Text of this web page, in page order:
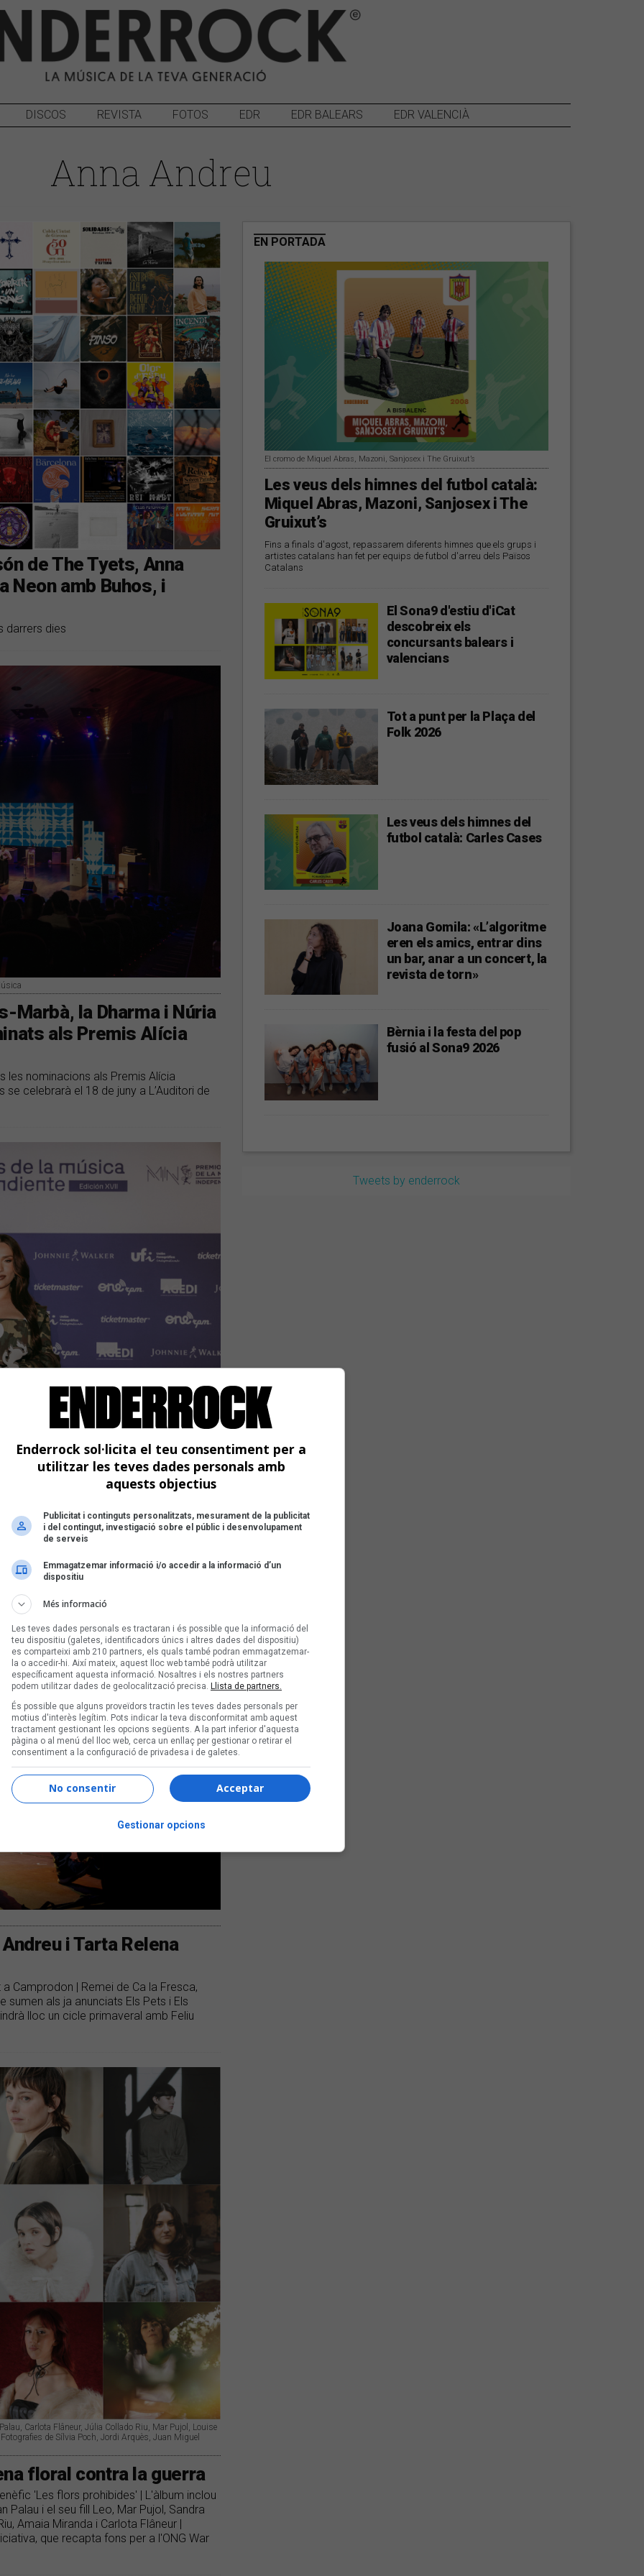
DISCOS REVISTA FOTOS EDR EDR BALEARS EDR VALENCIÀ
Anna Andreu
de The Tyets, Anna
Neon amb Buhos, i
darrers dies
Marbà, la Dharma i Núria
als Premis Alícia
les nominacions als Premis Alícia
se celebrarà el 18 de juny a L’Auditori de
als Premis
el 25 de març a Còrdova |
Maria Hein es debuten el premi a millor
i Tarta Relena
Camprodon | Remei de Ca la Fresca,
sumen als ja anunciats Els Pets i Els
lloc un cicle primaveral amb Feliu
Carlota Flâneur, Júlia Collado Riu, Mar Pujol, Louise
de Sílvia Poch, Jordi Arquès, Juan Miguel
floral contra la guerra
'Les flors prohibides' | L'àlbum inclou
Palau i el seu fill Leo, Mar Pujol, Sandra
Amaia Miranda i Carlota Flâneur |
que recapta fons per a l'ONG War
EN PORTADA
El cromo de Miquel Abras, Mazoni, Sanjosex i The Gruixut’s
Les veus dels himnes del futbol català:
Miquel Abras, Mazoni, Sanjosex i The
Gruixut’s
Fins a finals d'agost, repassarem diferents himnes que els grups i
artistes catalans han fet per equips de futbol d'arreu dels Països
Catalans
El Sona9 d'estiu d'iCat
descobreix els
concursants balears i
valencians
Tot a punt per la Plaça del
Folk 2026
Les veus dels himnes del
futbol català: Carles Cases
Joana Gomila: «L’algoritme
eren els amics, entrar dins
un bar, anar a un concert, la
revista de torn»
Bèrnia i la festa del pop
fusió al Sona9 2026
Tweets by enderrock
Enderrock sol·licita el teu consentiment per a
utilitzar les teves dades personals amb
aquests objectius
Publicitat i continguts personalitzats, mesurament de la publicitat
i del contingut, investigació sobre el públic i desenvolupament
de serveis
Emmagatzemar informació i/o accedir a la informació d’un
dispositiu
Més informació
Les teves dades personals es tractaran i és possible que la informació del
teu dispositiu (galetes, identificadors únics i altres dades del dispositiu)
es comparteixi amb 210 partners, els quals també podran emmagatzemar-
la o accedir-hi. Així mateix, aquest lloc web també podrà utilitzar
específicament aquesta informació. Nosaltres i els nostres partners
podem utilitzar dades de geolocalització precisa. Llista de partners.
És possible que alguns proveïdors tractin les teves dades personals per
motius d'interès legítim. Pots indicar la teva disconformitat amb aquest
tractament gestionant les opcions següents. A la part inferior d'aquesta
pàgina o al menú del lloc web, cerca un enllaç per gestionar o retirar el
consentiment a la configuració de privadesa i de galetes.
Acceptar
No consentir
Gestionar opcions